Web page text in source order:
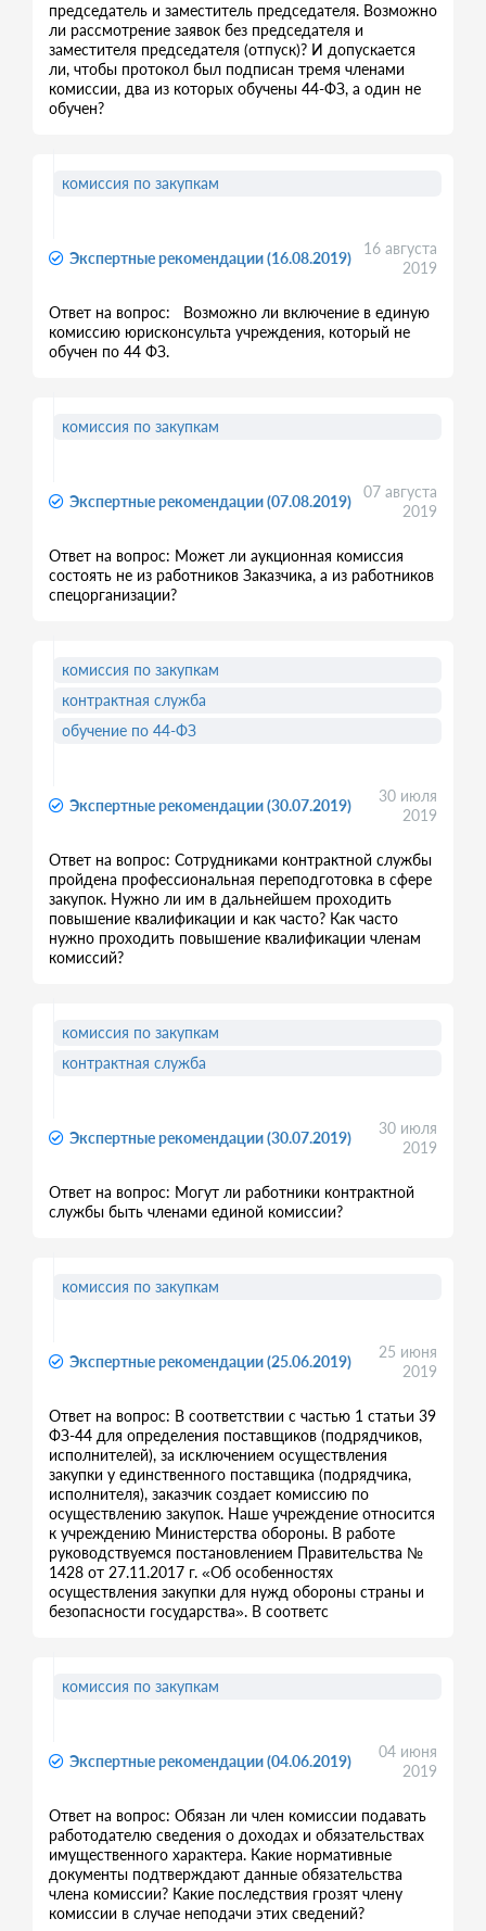
председатель и заместитель председателя. Возможно
ли рассмотрение заявок без председателя и
заместителя председателя (отпуск)? И допускается
ли, чтобы протокол был подписан тремя членами
комиссии, два из которых обучены 44-ФЗ, а один не
обучен?
Экспертные рекомендации (16.08.2019)
16 августа
2019
Ответ на вопрос: Возможно ли включение в единую
комиссию юрисконсульта учреждения, который не
обучен по 44 ФЗ.
комиссия по закупкам
Экспертные рекомендации (07.08.2019)
07 августа
2019
Ответ на вопрос: Может ли аукционная комиссия
состоять не из работников Заказчика, а из работников
спецорганизации?
комиссия по закупкам
Экспертные рекомендации (30.07.2019)
30 июля
2019
Ответ на вопрос: Сотрудниками контрактной службы
пройдена профессиональная переподготовка в сфере
закупок. Нужно ли им в дальнейшем проходить
повышение квалификации и как часто? Как часто
нужно проходить повышение квалификации членам
комиссий?
комиссия по закупкам
контрактная служба
обучение по 44-ФЗ
Экспертные рекомендации (30.07.2019)
30 июля
2019
Ответ на вопрос: Могут ли работники контрактной
службы быть членами единой комиссии?
комиссия по закупкам
контрактная служба
Экспертные рекомендации (25.06.2019)
25 июня
2019
Ответ на вопрос: В соответствии с частью 1 статьи 39
ФЗ-44 для определения поставщиков (подрядчиков,
исполнителей), за исключением осуществления
закупки у единственного поставщика (подрядчика,
исполнителя), заказчик создает комиссию по
осуществлению закупок. Наше учреждение относится
к учреждению Министерства обороны. В работе
руководствуемся постановлением Правительства №
1428 от 27.11.2017 г. «Об особенностях
осуществления закупки для нужд обороны страны и
безопасности государства». В соответс
комиссия по закупкам
Экспертные рекомендации (04.06.2019)
04 июня
2019
Ответ на вопрос: Обязан ли член комиссии подавать
работодателю сведения о доходах и обязательствах
имущественного характера. Какие нормативные
документы подтверждают данные обязательства
члена комиссии? Какие последствия грозят члену
комиссии в случае неподачи этих сведений?
комиссия по закупкам